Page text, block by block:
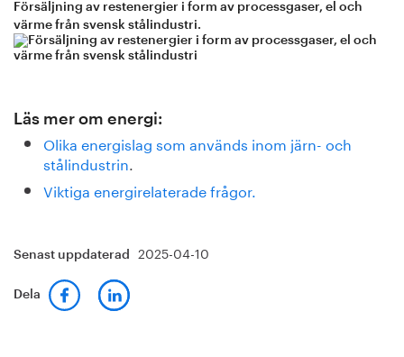
Försäljning av restenergier i form av processgaser, el och
värme från svensk stålindustri.
Läs mer om energi:
Olika energislag som används inom järn- och
stålindustrin.
Viktiga energirelaterade frågor.
Senast uppdaterad 2025-04-10
Dela